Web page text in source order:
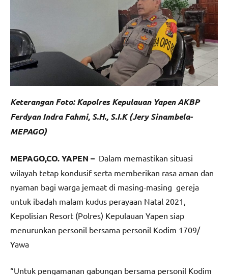
Keterangan Foto: Kapolres Kepulauan Yapen AKBP
Ferdyan Indra Fahmi, S.H., S.I.K (Jery Sinambela-
MEPAGO)
MEPAGO,CO. YAPEN – Dalam memastikan situasi
wilayah tetap kondusif serta memberikan rasa aman dan
nyaman bagi warga jemaat di masing-masing gereja
untuk ibadah malam kudus perayaan Natal 2021,
Kepolisian Resort (Polres) Kepulauan Yapen siap
menurunkan personil bersama personil Kodim 1709/
Yawa
“Untuk pengamanan gabungan bersama personil Kodim